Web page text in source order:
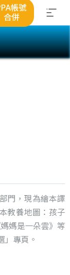
帳號
合併
門，現為繪本譯
教養地圖：孩子
媽是一朵雲》等
」專頁。